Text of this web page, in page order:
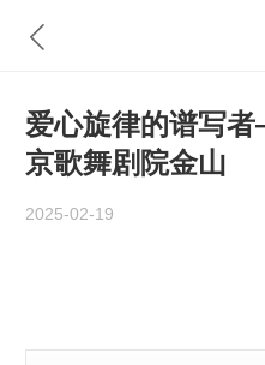
爱心旋律的谱写
京歌舞剧院金山
2025-02-19